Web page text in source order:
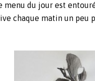
menu du jour est
chaque matin un peu